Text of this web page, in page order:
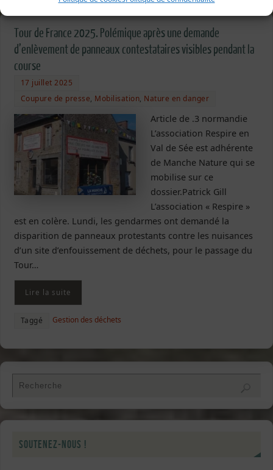
Tour de France 2025. Polémique après une demande
d’enlèvement de panneaux contestataires visibles pendant la
course
17 juillet 2025
Coupure de presse, Mobilisation, Nature en danger
Article de .3 normandie
L’association Respire en
Val de Sée est adhérente
de Manche Nature qui se
mobilise sur ce
dossier.Patrick Gill
L’association « Respire »
est en colère. Lundi, les gendarmes ont demandé la
disparition de panneaux protestants contre les nuisances
d’un site d’enfouissement de déchets, pour le passage du
Tour…
Lire la suite
Taggé Gestion des déchets
Soutenez-nous !